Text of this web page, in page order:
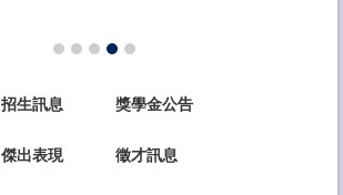
招生訊息 獎學金公告
傑出表現 徵才訊息